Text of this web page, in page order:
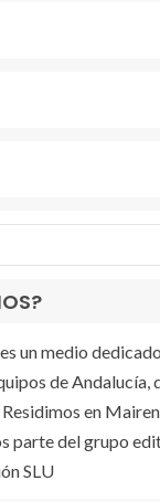
un medio
de Andalucía,
en
parte del grupo
SLU